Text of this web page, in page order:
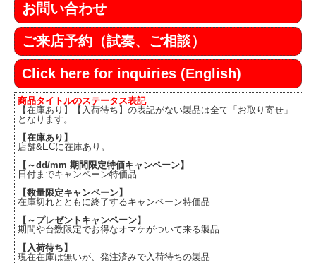
お問い合わせ
ご来店予約（試奏、ご相談）
Click here for inquiries (English)
商品タイトルのステータス表記
【在庫あり】【入荷待ち】の表記がない製品は全て「お取り寄せ」
となります。
【在庫あり】
店舗&ECに在庫あり。
【～dd/mm 期間限定特価キャンペーン】
日付までキャンペーン特価品
【数量限定キャンペーン】
在庫切れとともに終了するキャンペーン特価品
【～プレゼントキャンペーン】
期間や台数限定でお得なオマケがついて来る製品
【入荷待ち】
現在在庫は無いが、発注済みで入荷待ちの製品